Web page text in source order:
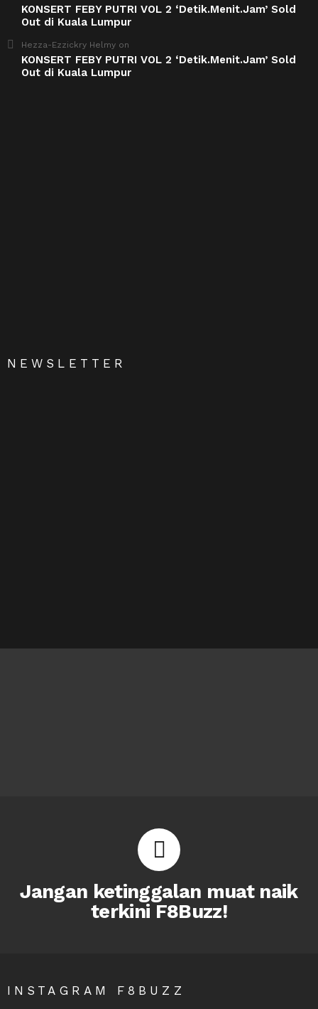
KONSERT FEBY PUTRI VOL 2 ‘Detik.Menit.Jam’ Sold
Out di Kuala Lumpur
Hezza-Ezzickry Helmy on
KONSERT FEBY PUTRI VOL 2 ‘Detik.Menit.Jam’ Sold
Out di Kuala Lumpur
NEWSLETTER
Jangan ketinggalan muat naik
terkini F8Buzz!
INSTAGRAM F8BUZZ